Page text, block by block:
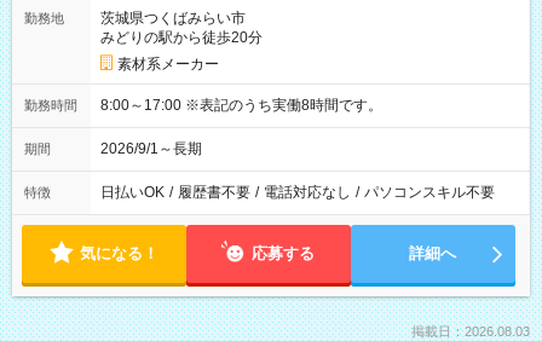
勤務地
茨城県つくばみらい市
みどりの駅から徒歩20分
素材系メーカー
勤務時間 8:00～17:00 ※表記のうち実働8時間です。
期間 2026/9/1～長期
特徴 日払いOK / 履歴書不要 / 電話対応なし / パソコンスキル不要
気になる！ 応募する 詳細へ
掲載日：2026.08.03